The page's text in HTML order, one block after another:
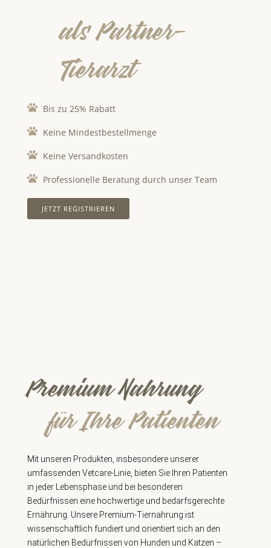
als Partner-
Tierarzt
Bis zu 25% Rabatt
Keine Mindestbestellmenge
Keine Versandkosten
Professionelle Beratung durch unser Team
JETZT REGISTRIEREN
Premium Nahrung
für Ihre Patienten
Mit unseren Produkten, insbesondere unserer
umfassenden Vetcare-Linie, bieten Sie Ihren Patienten
in jeder Lebensphase und bei besonderen
Bedürfnissen eine hochwertige und bedarfsgerechte
Ernährung. Unsere Premium-Tiernahrung ist
wissenschaftlich fundiert und orientiert sich an den
natürlichen Bedürfnissen von Hunden und Katzen –